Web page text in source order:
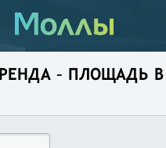
– ПЛОЩАДЬ